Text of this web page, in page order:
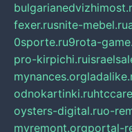
fexer.rusnite-mebel.ru
0sporte.ru9rota-
pro-kirpichi.ru
mynances.org
odnokartinki.ru
oysters-digital.ruo-
myremont.orgportal-